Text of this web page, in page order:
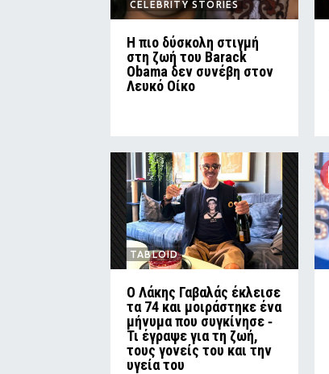
CELEBRITY STORIES
Η πιο δύσκολη στιγμή
στη ζωή του Barack
Obama δεν συνέβη στον
Λευκό Οίκο
TABLOID
Ο Λάκης Γαβαλάς έκλεισε
τα 74 και μοιράστηκε ένα
μήνυμα που συγκίνησε ‑
Τι έγραψε για τη ζωή,
τους γονείς του και την
υγεία του